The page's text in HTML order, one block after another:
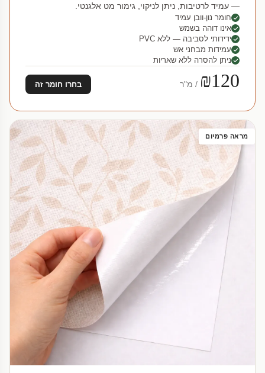
— עמיד לרטיבות, ניתן לניקוי, גימור מט אלגנטי.
חומר נון-וובן עמיד
אינו דוהה בשמש
ידידותי לסביבה — ללא PVC
עמידות מבחני אש
ניתן להסרה ללא שאריות
₪120 / מ"ר בחרו חומר זה
מראה פרמיום